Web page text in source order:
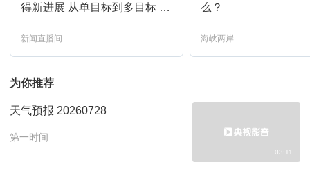
12:01 前情提要-江海潮生-第25集
12:05 江海潮生第25集 预约
12:55 预约
12:58
得新进展 从单目标到多目标 突
新闻直播间
么？
海峡两岸
为你推荐
天气预报 20260728
第一时间
03:11